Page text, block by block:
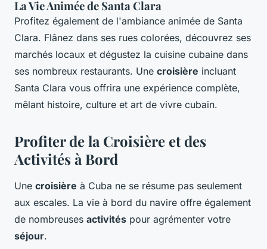
La Vie Animée de Santa Clara
Profitez également de l'ambiance animée de Santa
Clara. Flânez dans ses rues colorées, découvrez ses
marchés locaux et dégustez la cuisine cubaine dans
ses nombreux restaurants. Une croisière incluant
Santa Clara vous offrira une expérience complète,
mêlant histoire, culture et art de vivre cubain.
Profiter de la Croisière et des
Activités à Bord
Une croisière à Cuba ne se résume pas seulement
aux escales. La vie à bord du navire offre également
de nombreuses activités pour agrémenter votre
séjour.